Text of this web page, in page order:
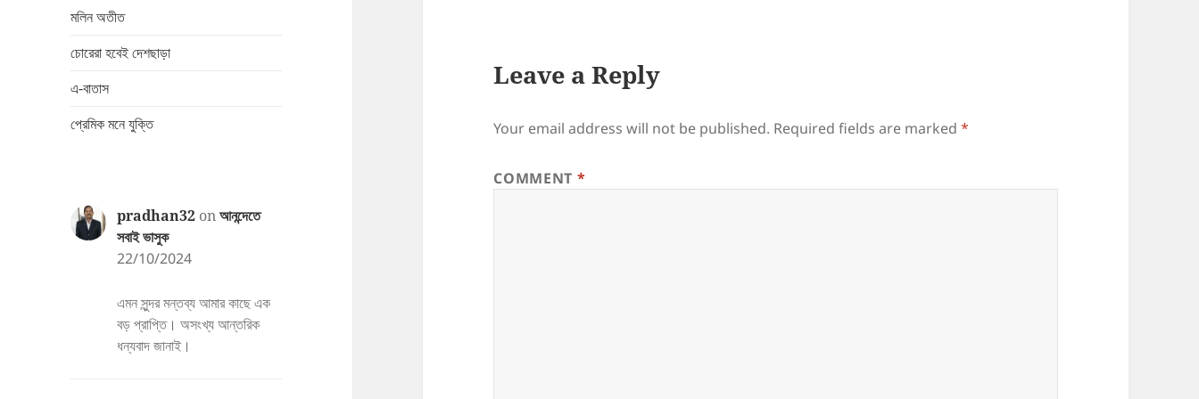
মলিন অতীত
চোরেরা হবেই দেশছাড়া
এ-বাতাস
প্রেমিক মনে যুক্তি
pradhan32 onআনন্দেতে
সবাই ভাসুক
22/10/2024
এমন সুন্দর মন্তব্য আমার কাছে এক
বড় প্রাপ্তি। অসংখ্য আন্তরিক
ধন্যবাদ জানাই।
Leave a Reply
Your email address will not be published. Required fields are marked*
COMMENT *